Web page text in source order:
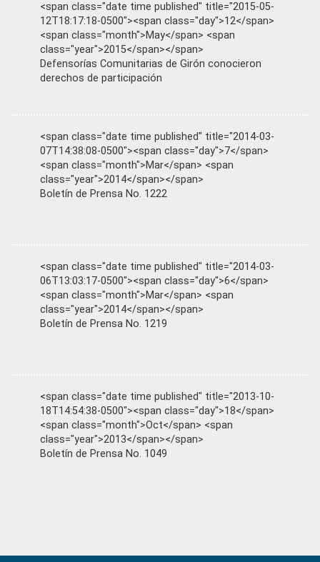
<span class="date time published" title="2015-05-
12T18:17:18-0500"><span class="day">12</span>
<span class="month">May</span> <span
class="year">2015</span></span>
Defensorías Comunitarias de Girón conocieron
derechos de participación
<span class="date time published" title="2014-03-
07T14:38:08-0500"><span class="day">7</span>
<span class="month">Mar</span> <span
class="year">2014</span></span>
Boletín de Prensa No. 1222
<span class="date time published" title="2014-03-
06T13:03:17-0500"><span class="day">6</span>
<span class="month">Mar</span> <span
class="year">2014</span></span>
Boletín de Prensa No. 1219
<span class="date time published" title="2013-10-
18T14:54:38-0500"><span class="day">18</span>
<span class="month">Oct</span> <span
class="year">2013</span></span>
Boletín de Prensa No. 1049